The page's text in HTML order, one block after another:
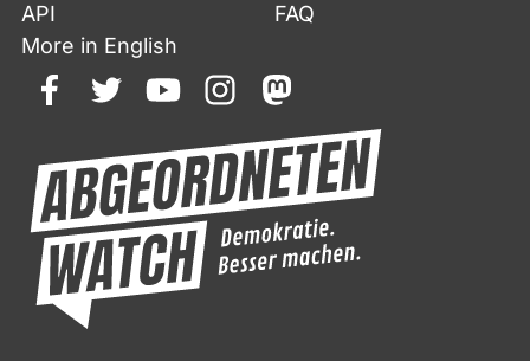
API
FAQ
More in English
facebooktwitteryoutubeinstagrammastodon